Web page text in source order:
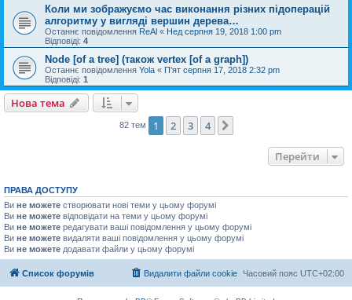
Коли ми зображуємо час виконання різних підоперацій
алгоритму у вигляді вершин дерева…
Останнє повідомлення ReAl « Нед серпня 19, 2018 1:00 pm
Відповіді: 4
Node [of a tree] (також vertex [of a graph])
Останнє повідомлення Yola « П'ят серпня 17, 2018 2:32 pm
Відповіді: 1
Нова тема
82 тем 1 2 3 4
Перейти
ПРАВА ДОСТУПУ
Ви не можете створювати нові теми у цьому форумі
Ви не можете відповідати на теми у цьому форумі
Ви не можете редагувати ваші повідомлення у цьому форумі
Ви не можете видаляти ваші повідомлення у цьому форумі
Ви не можете додавати файли у цьому форумі
Список форумів Часовий пояс UTC+02:00
Видалити файли cookie